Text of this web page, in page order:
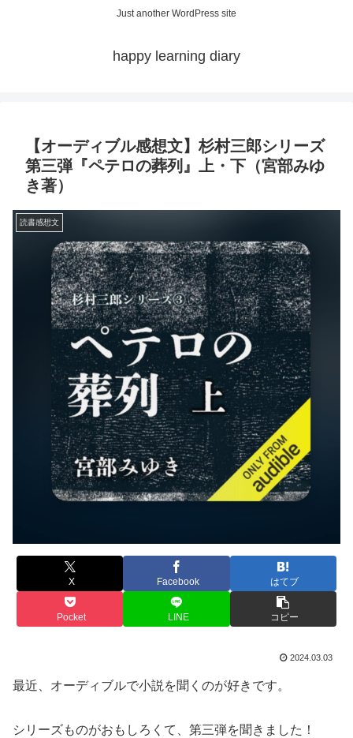
Just another WordPress site
happy learning diary
【オーディブル感想文】杉村三郎シリーズ
第三弾『ペテロの葬列』上・下（宮部みゆ
き著）
読書感想文
X Facebook はてブ
Pocket LINE コピー
2024.03.03
最近、オーディブルで小説を聞くのが好きです。
シリーズものがおもしろくて、第三弾を聞きました！